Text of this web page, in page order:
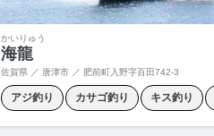
かいりゅう
海龍
佐賀県 ／ 唐津市 ／ 肥前町入野字百田742-3
アジ釣り カサゴ釣り キス釣り
スロージギング タイラバ フカセ